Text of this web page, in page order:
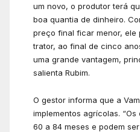
um novo, o produtor terá
boa quantia de dinheiro.
preço final ficar menor, ele
trator, ao final de cinco
uma grande vantagem,
salienta Rubim.
O gestor informa que a
implementos agrícolas.
60 a 84 meses e podem